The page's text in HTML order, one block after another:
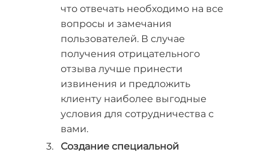
что отвечать необходимо на все
вопросы и замечания
пользователей. В случае
получения отрицательного
отзыва лучше принести
извинения и предложить
клиенту наиболее выгодные
условия для сотрудничества с
вами.
Создание специальной